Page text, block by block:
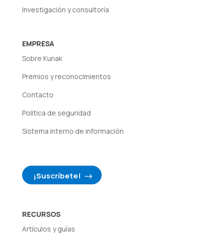
Investigación y consultoría
EMPRESA
Sobre Kunak
Premios y reconocimientos
Contacto
Política de seguridad
Sistema interno de información
¡Suscríbete!
RECURSOS
Artículos y guías